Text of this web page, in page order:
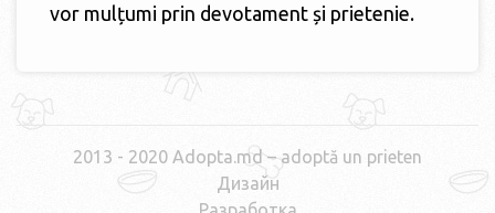
vor mulțumi prin devotament și prietenie.
2013 - 2020 Adopta.md – adoptă un prieten
Дизайн